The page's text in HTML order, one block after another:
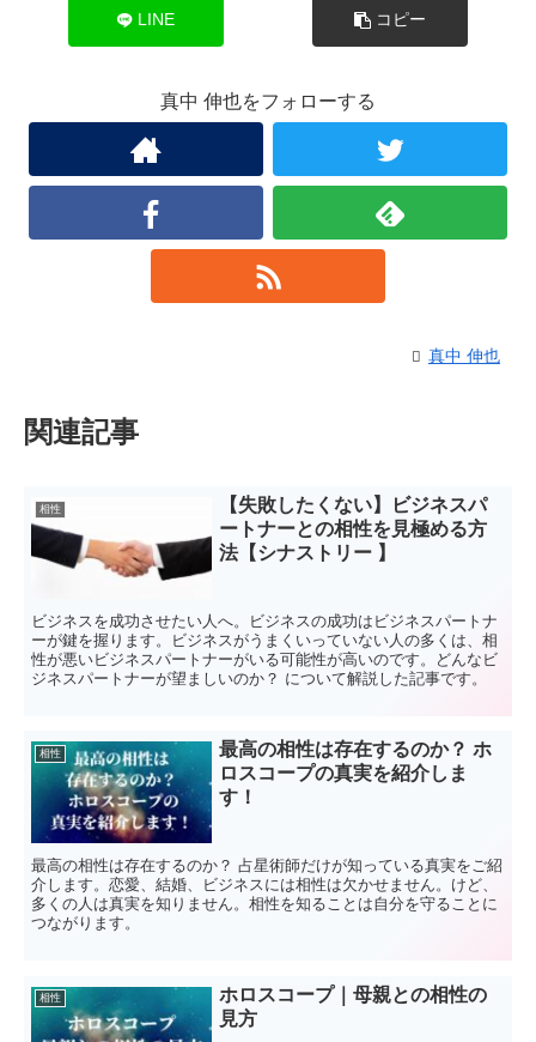
LINE コピー
真中 伸也をフォローする
真中 伸也
関連記事
相性
【失敗したくない】ビジネスパ
ートナーとの相性を見極める方
法【シナストリー 】
ビジネスを成功させたい人へ。ビジネスの成功はビジネスパートナ
ーが鍵を握ります。ビジネスがうまくいっていない人の多くは、相
性が悪いビジネスパートナーがいる可能性が高いのです。どんなビ
ジネスパートナーが望ましいのか？ について解説した記事です。
相性
最高の相性は存在するのか？ ホ
ロスコープの真実を紹介しま
す！
最高の相性は存在するのか？ 占星術師だけが知っている真実をご紹
介します。恋愛、結婚、ビジネスには相性は欠かせません。けど、
多くの人は真実を知りません。相性を知ることは自分を守ることに
つながります。
相性
ホロスコープ｜母親との相性の
見方